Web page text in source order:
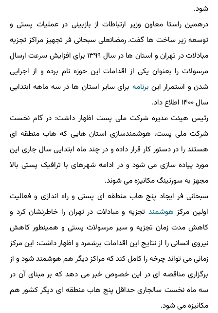
شود.
درهمین راستا معاون وزیر ارتباطات از بازبینی در عملیات پستی و
توسعه زیر ساخت ها گفت. رمضانعلی سبحانی فر تجهیز مراکز تجزیه
مبادلات در تهران و استان ها در سال ۱۳۹۹ برای افزایش سرعت ارسال
مرسولات را بعنوان یکی از اقدامات این حوزه نام برده و از اجرایی
شدن و استمرار این برنامه برای سایر استان ها در سه ماهه ابتدایی
سال ۱۴۰۰ اطلاع داد.
رئیس هیئت مدیره شرکت ملی پست اظهار داشت: در گام نخست
شرکت ملی پست، هوشمندسازی استان هایی که هاب منطقه ای
هستند را در دستور کار قرار داده و در چند ماه ابتدایی سال جاری این
مورد پیاده سازی می شود و در ادامه شهرهای با ترافیک پستی بالا
مجهز به سورتینگ مکانیزه می شوند.
سبحانی فر ایجاد پنج هاب منطقه ای پستی و راه اندازی و فعالیت
اولین مرکز هوشمند تجزیه و مبادلات در تهران را خاطرنشان کرد و
کاهش مدت زمان تجزیه و سیر مرسولات پستی و همینطور کاهش
نیروی انسانی را از نتایج این اقدامات برشمرد و اظهار داشت: این مرکز
زمانی می تواند چرخه را کامل کند که مراکز دیگر هم هوشمند شود و از
برگزاری مناقصه ای در این خصوص خبر می دهد که بر مبنای آن در
سه ماه نخست سالجاری حداقل پنج هاب منطقه ای دیگر کشور هم
مکانیزه می شود.